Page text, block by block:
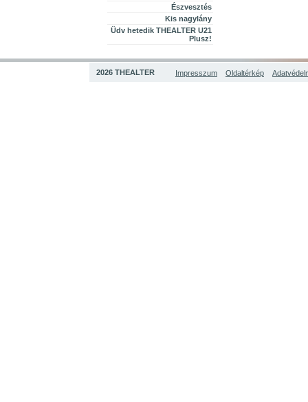
Észvesztés
Kis nagylány
Üdv hetedik THEALTER U21
Plusz!
2026 THEALTER Impresszum Oldaltérkép